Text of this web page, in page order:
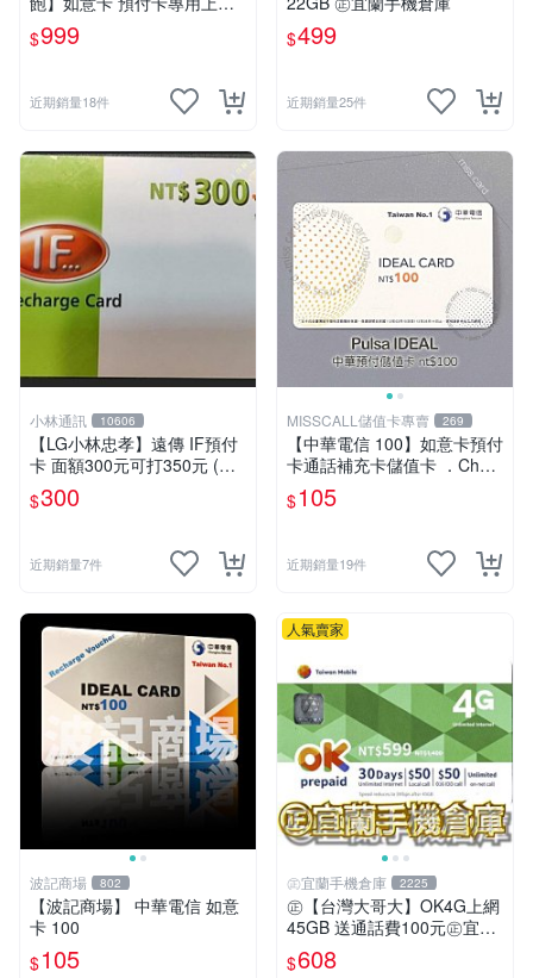
補充卡/儲值卡IDEAL999⚡Mi
ssCall儲值卡專賣
$999
近期銷量18件
$499
近期銷量25件
小林通訊 10606
【LG小林忠孝】遠傳 IF預付
卡 面額300元可打350元 (儲
值卡/補充卡)
$300
近期銷量7件
MISSCALL儲值卡專賣 269
【中華電信 100】如意卡預付
卡通話補充卡儲值卡 ．Chun
ghwa IDEAL 100．門號延展
⚡MissCall儲值卡專賣
$105
近期銷量19件
波記商場 802
【波記商場】 中華電信 如意
卡 100
$105
人氣賣家
㊣宜蘭手機倉庫 2225
㊣【台灣大哥大】OK4G上網
45GB 送通話費100元㊣宜蘭
手機倉庫
$608